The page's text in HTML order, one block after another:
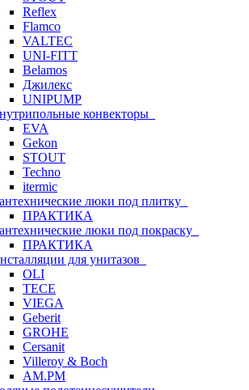
Reflex
Flamco
VALTEC
UNI-FITT
Belamos
Джилекс
UNIPUMP
конвекторы
EVA
Gekon
STOUT
Techno
itermic
люки под плитку
ПРАКТИКА
люки под покраску
ПРАКТИКА
для унитазов
OLI
TECE
VIEGA
Geberit
GROHE
Cersanit
Villeroy & Boch
AM.PM